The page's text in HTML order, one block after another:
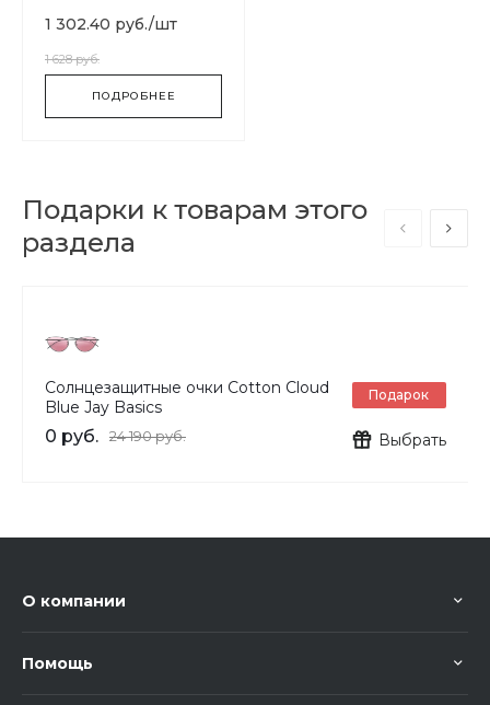
1 302.40 руб./шт
1 628 руб.
ПОДРОБНЕЕ
Подарки к товарам этого
раздела
Солнцезащитные очки Cotton Cloud
Blue Jay Basics
0 руб. 24 190 руб.
Подарок
Выбрать
О компании
Помощь